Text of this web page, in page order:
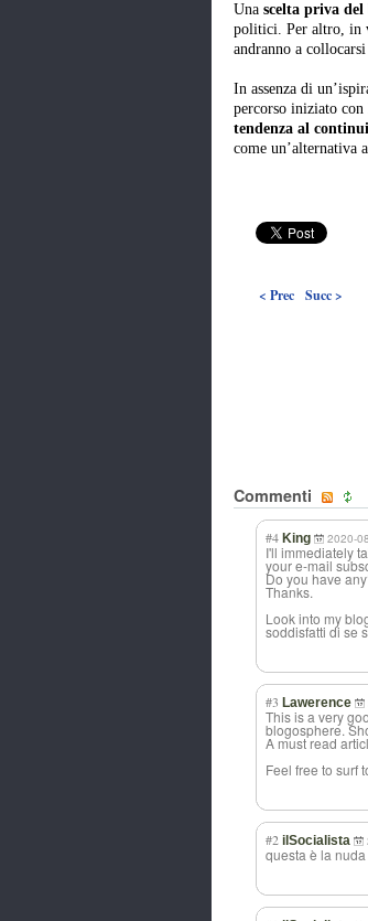
Una scelta priva
politici. Per altro, in
andranno a
In assenza di
percorso iniziato
tendenza al
come un’alternativa
< Prec Succ >
Commenti
#4 King 2020-
I'll immediately
your e-mail
Do you have
Thanks.
Look into my
soddisfatti di se
#3 Lawerence
This is a very
blogosphere.
A must read
Feel free to surf
#2 ilSocialista
questa è la